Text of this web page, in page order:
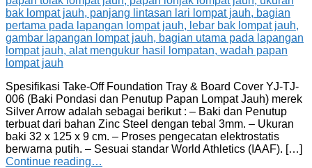
Spesifikasi Take-Off Foundation Tray & Board Cover YJ-TJ-
006 (Baki Pondasi dan Penutup Papan Lompat Jauh) merek
Silver Arrow adalah sebagai berikut : – Baki dan Penutup
terbuat dari bahan Zinc Steel dengan tebal 3mm. – Ukuran
baki 32 x 125 x 9 cm. – Proses pengecatan elektrostatis
berwarna putih. – Sesuai standar World Athletics (IAAF). […]
Continue reading…